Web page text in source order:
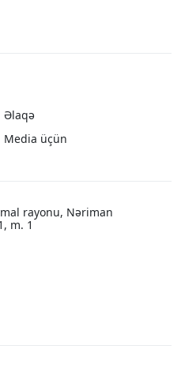
Əlaqə
Media üçün
rayonu, Nəriman
m. 1